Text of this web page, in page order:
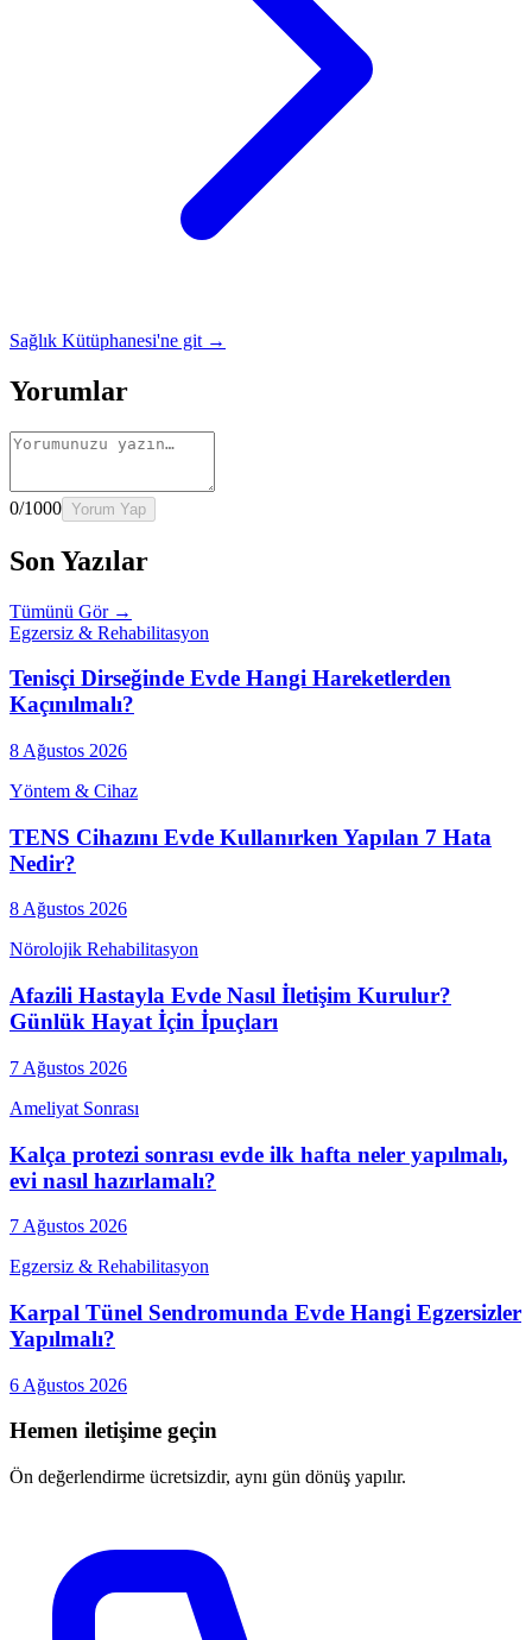
Sağlık Kütüphanesi'ne git →
Yorumlar
0/1000 Yorum Yap
Son Yazılar
Tümünü Gör →
Egzersiz & Rehabilitasyon
Tenisçi Dirseğinde Evde Hangi Hareketlerden
Kaçınılmalı?
8 Ağustos 2026
Yöntem & Cihaz
TENS Cihazını Evde Kullanırken Yapılan 7 Hata
Nedir?
8 Ağustos 2026
Nörolojik Rehabilitasyon
Afazili Hastayla Evde Nasıl İletişim Kurulur?
Günlük Hayat İçin İpuçları
7 Ağustos 2026
Ameliyat Sonrası
Kalça protezi sonrası evde ilk hafta neler yapılmalı,
evi nasıl hazırlamalı?
7 Ağustos 2026
Egzersiz & Rehabilitasyon
Karpal Tünel Sendromunda Evde Hangi Egzersizler
Yapılmalı?
6 Ağustos 2026
Hemen iletişime geçin
Ön değerlendirme ücretsizdir, aynı gün dönüş yapılır.